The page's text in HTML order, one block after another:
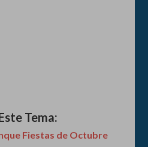
Tema:
Fiestas de Octubre